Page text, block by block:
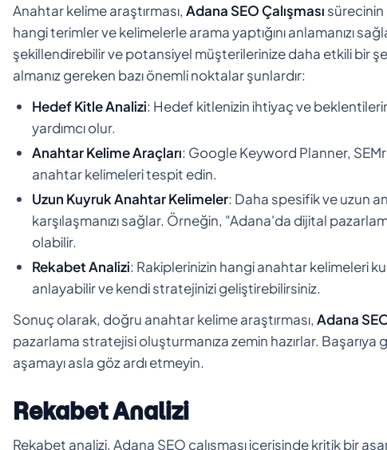
Anahtar kelime araştırması, Adana SEO Çalışması sürecinin
hangi terimler ve kelimelerle arama yaptığını anlamanızı
şekillendirebilir ve potansiyel müşterilerinize daha etkili bir
almanız gereken bazı önemli noktalar şunlardır:
Hedef Kitle Analizi: Hedef kitlenizin ihtiyaç ve
yardımcı olur.
Anahtar Kelime Araçları: Google Keyword Planner,
anahtar kelimeleri tespit edin.
Uzun Kuyruk Anahtar Kelimeler: Daha spesifik ve uzun
karşılaşmanızı sağlar. Örneğin, "Adana'da dijital
olabilir.
Rekabet Analizi: Rakiplerinizin hangi anahtar kelimeleri
anlayabilir ve kendi stratejinizi geliştirebilirsiniz.
Sonuç olarak, doğru anahtar kelime araştırması, Adana
pazarlama stratejisi oluşturmanıza zemin hazırlar.
aşamayı asla göz ardı etmeyin.
Rekabet Analizi
Rekabet analizi, Adana SEO çalışması içerisinde kritik bir